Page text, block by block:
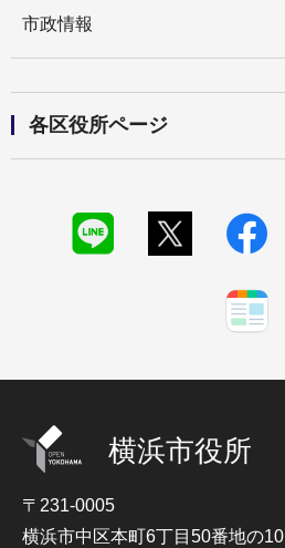
市政情報
各区役所ページ
横浜市役所
〒231-0005
横浜市中区本町6丁目50番地の10